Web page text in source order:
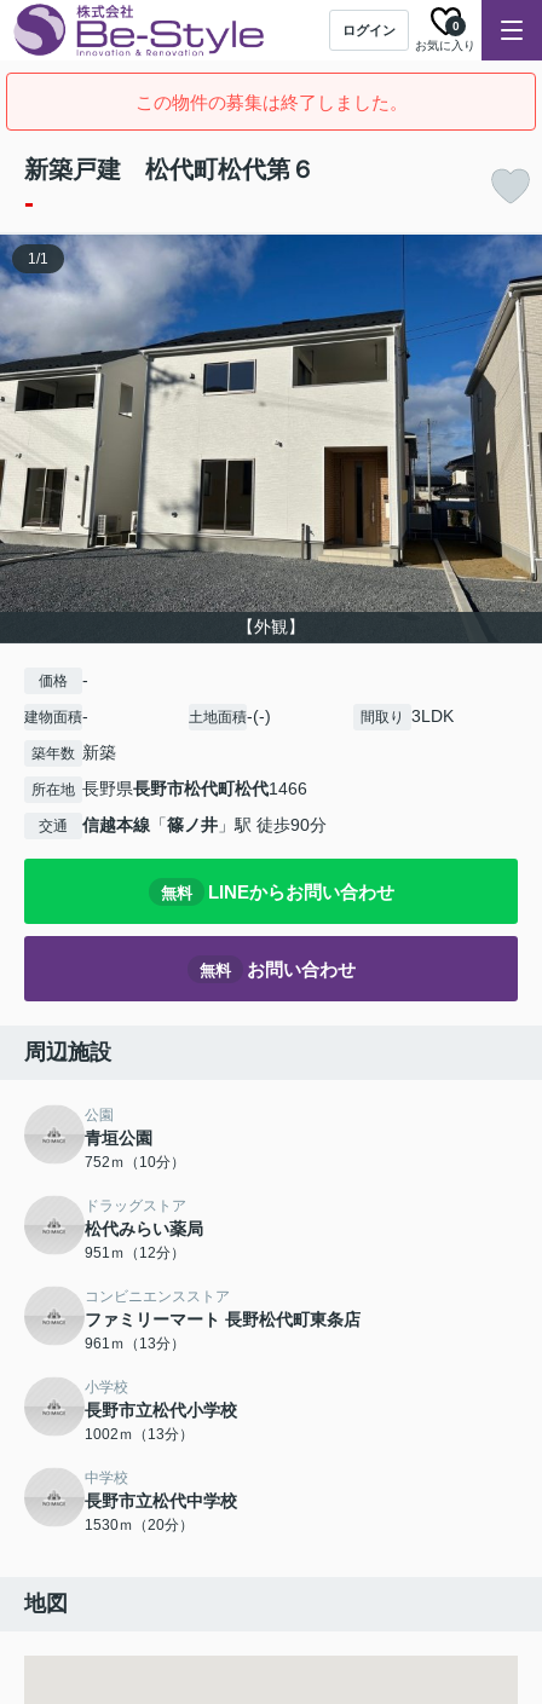
ログイン
お気に入り
0
この物件の募集は終了しました。
新築戸建 松代町松代第６
-
【外観】
1/1
価格 -
建物面積- 土地面積-(-) 間取り 3LDK
築年数 新築
所在地 長野県長野市松代町松代1466
交通 信越本線 「篠ノ井 」駅 徒歩90分
無料 LINEからお問い合わせ
無料 お問い合わせ
周辺施設
公園
青垣公園
752ｍ（10分）
ドラッグストア
松代みらい薬局
951ｍ（12分）
コンビニエンスストア
ファミリーマート 長野松代町東条店
961ｍ（13分）
小学校
長野市立松代小学校
1002ｍ（13分）
中学校
長野市立松代中学校
1530ｍ（20分）
地図